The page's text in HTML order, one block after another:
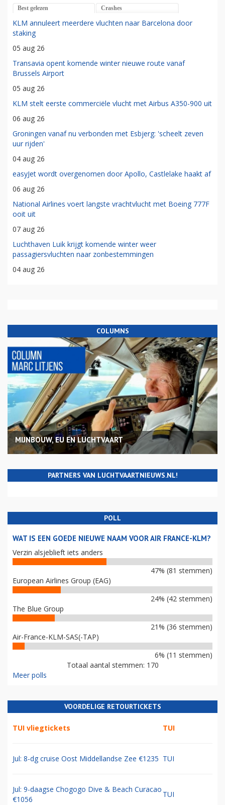
Best gelezen Crashes
KLM annuleert meerdere vluchten naar Barcelona door
staking
05 aug 26
Transavia opent komende winter nieuwe route vanaf
Brussels Airport
05 aug 26
KLM stelt eerste commerciële vlucht met Airbus A350-900 uit
06 aug 26
Groningen vanaf nu verbonden met Esbjerg: 'scheelt zeven
uur rijden'
04 aug 26
easyJet wordt overgenomen door Apollo, Castlelake haakt af
06 aug 26
National Airlines voert langste vrachtvlucht met Boeing 777F
ooit uit
07 aug 26
Luchthaven Luik krijgt komende winter weer
passagiersvluchten naar zonbestemmingen
04 aug 26
COLUMNS
MIJNBOUW, EU EN LUCHTVAART
PARTNERS VAN LUCHTVAARTNIEUWS.NL!
POLL
WAT IS EEN GOEDE NIEUWE NAAM VOOR AIR FRANCE-KLM?
Verzin alsjeblieft iets anders
47% (81 stemmen)
European Airlines Group (EAG)
24% (42 stemmen)
The Blue Group
21% (36 stemmen)
Air-France-KLM-SAS(-TAP)
6% (11 stemmen)
Totaal aantal stemmen: 170
Meer polls
VOORDELIGE RETOURTICKETS
TUI vliegtickets TUI
Jul: 8-dg cruise Oost Middellandse Zee €1235 TUI
Jul: 9-daagse Chogogo Dive & Beach Curacao
€1056
TUI